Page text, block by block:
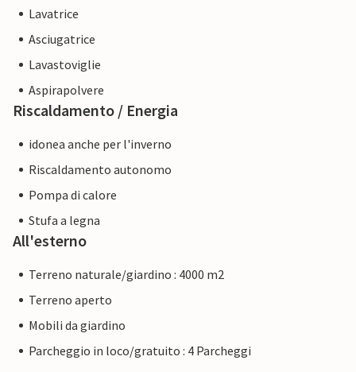
Lavatrice
Asciugatrice
Lavastoviglie
Aspirapolvere
Riscaldamento / Energia
idonea anche per l'inverno
Riscaldamento autonomo
Pompa di calore
Stufa a legna
All'esterno
Terreno naturale/giardino : 4000 m2
Terreno aperto
Mobili da giardino
Parcheggio in loco/gratuito : 4 Parcheggi